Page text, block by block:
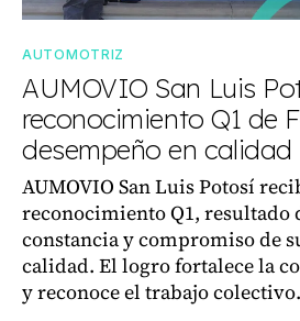
AUTOMOTRIZ
AUMOVIO San Luis
reconocimiento Q1 de
desempeño en calidad
AUMOVIO San Luis Potosí
reconocimiento Q1, resultado
constancia y compromiso de
calidad. El logro fortalece la
y reconoce el trabajo colectivo.